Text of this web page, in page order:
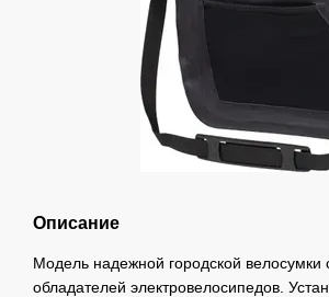
Описание
Модель надежной городской
обладателей электровелосипедов.